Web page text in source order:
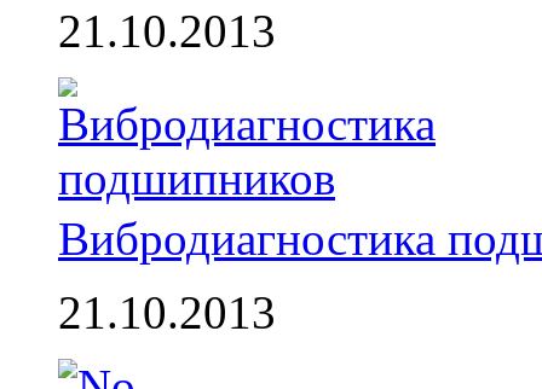
21.10.2013
Вибродиагностика
21.10.2013